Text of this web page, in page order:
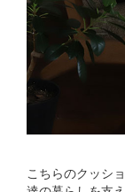
こちらのクッシ